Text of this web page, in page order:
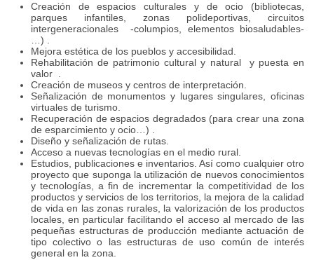
Creación de espacios culturales y de ocio (bibliotecas,
parques infantiles, zonas polideportivas, circuitos
intergeneracionales -columpios, elementos biosaludables-
…) .
Mejora estética de los pueblos y accesibilidad.
Rehabilitación de patrimonio cultural y natural y puesta en
valor .
Creación de museos y centros de interpretación.
Señalización de monumentos y lugares singulares, oficinas
virtuales de turismo.
Recuperación de espacios degradados (para crear una zona
de esparcimiento y ocio…) .
Diseño y señalización de rutas.
Acceso a nuevas tecnologías en el medio rural.
Estudios, publicaciones e inventarios. Así como cualquier otro
proyecto que suponga la utilización de nuevos conocimientos
y tecnologías, a fin de incrementar la competitividad de los
productos y servicios de los territorios, la mejora de la calidad
de vida en las zonas rurales, la valorización de los productos
locales, en particular facilitando el acceso al mercado de las
pequeñas estructuras de producción mediante actuación de
tipo colectivo o las estructuras de uso común de interés
general en la zona.